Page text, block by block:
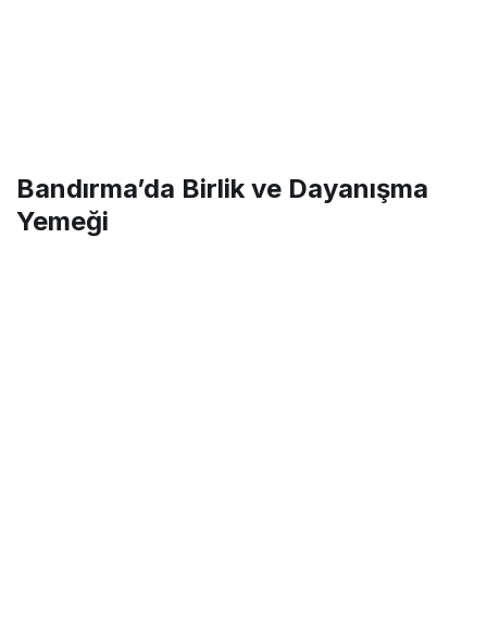
Bandırma’da Birlik ve Dayanışma
Yemeği